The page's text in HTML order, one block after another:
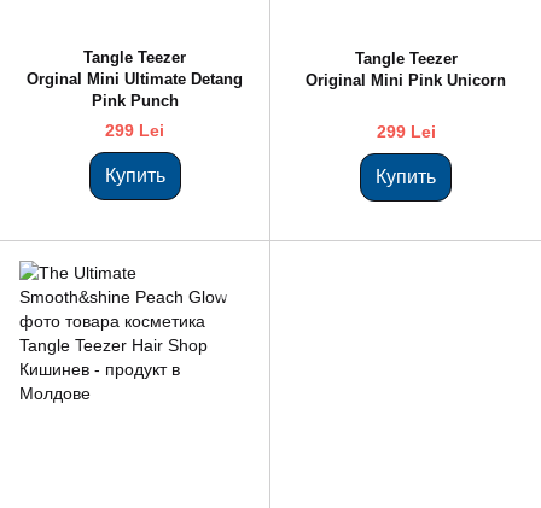
Tangle Teezer
Orginal Mini Ultimate Detang
Pink Punch
299 Lei
Купить
Tangle Teezer
Original Mini Pink Unicorn
299 Lei
Купить